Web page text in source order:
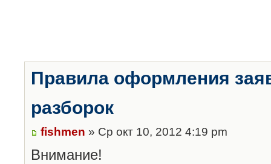
Правила оформления
разборок
fishmen » Ср окт 10, 2012 4:19 pm
Внимание!